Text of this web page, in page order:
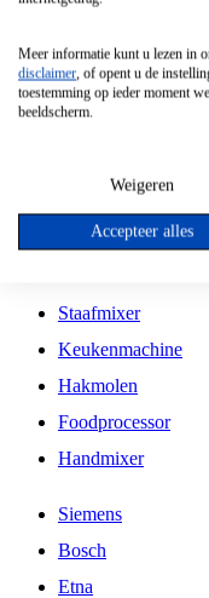
Vrijstaande
Vrijstaande
Inbouw
Inbouw
Kookplaat
Staafmixer
Keukenmachine
Hakmolen
Foodprocessor
Handmixer
Siemens
Bosch
Etna
Meer informatie kunt u lezen in
disclaimer, of opent u de
toestemming op ieder moment
beeldscherm.
Weigeren
Accepteer alles